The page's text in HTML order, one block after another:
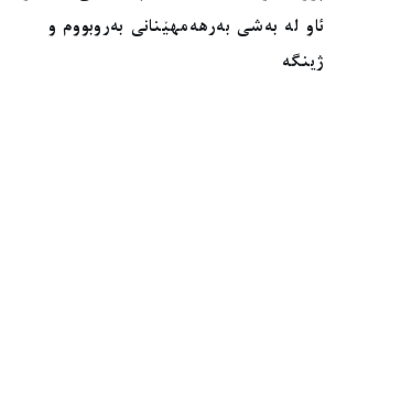
ئاو لە بەشی بەرهەمهێنانی بەروبووم و
ژینگە